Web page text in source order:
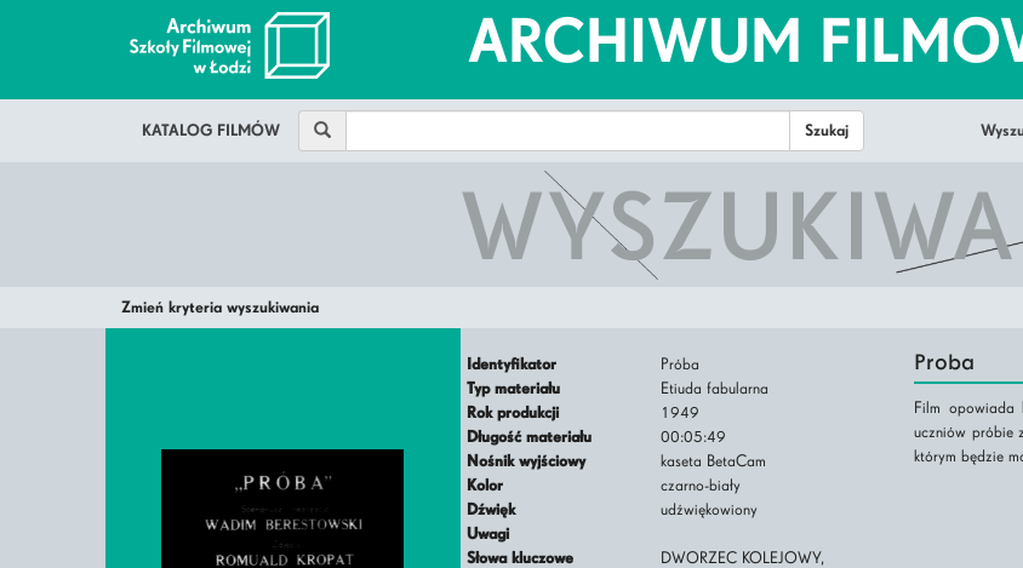
ARCHIWUM
KATALOG FILMÓW
Zmień kryteria wyszukiwania
Identyfikator
Próba
Typ materiału
Etiuda fabularna
Rok produkcji
1949
Długość materiału
00:05:49
Nośnik wyjściowy
kaseta BetaCam
Kolor
czarno-biały
Dźwięk
udźwiękowiony
Uwagi
Słowa kluczowe
DWORZEC KOLEJOWY,
Proba
Film opowiada
uczniów próbie
którym będzie